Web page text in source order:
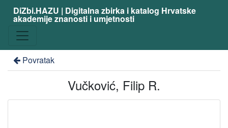
DiZbi.HAZU | Digitalna zbirka i katalog Hrvatske
akademije znanosti i umjetnosti
Povratak
Vučković, Filip R.